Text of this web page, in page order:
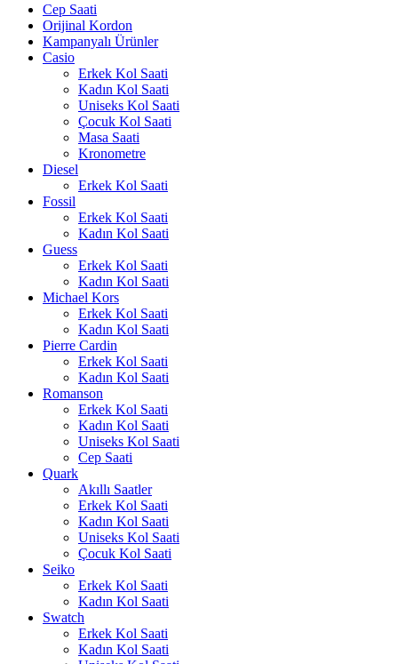
Cep Saati
Orijinal Kordon
Kampanyalı Ürünler
Casio
Erkek Kol Saati
Kadın Kol Saati
Uniseks Kol Saati
Çocuk Kol Saati
Masa Saati
Kronometre
Diesel
Erkek Kol Saati
Fossil
Erkek Kol Saati
Kadın Kol Saati
Guess
Erkek Kol Saati
Kadın Kol Saati
Michael Kors
Erkek Kol Saati
Kadın Kol Saati
Pierre Cardin
Erkek Kol Saati
Kadın Kol Saati
Romanson
Erkek Kol Saati
Kadın Kol Saati
Uniseks Kol Saati
Cep Saati
Quark
Akıllı Saatler
Erkek Kol Saati
Kadın Kol Saati
Uniseks Kol Saati
Çocuk Kol Saati
Seiko
Erkek Kol Saati
Kadın Kol Saati
Swatch
Erkek Kol Saati
Kadın Kol Saati